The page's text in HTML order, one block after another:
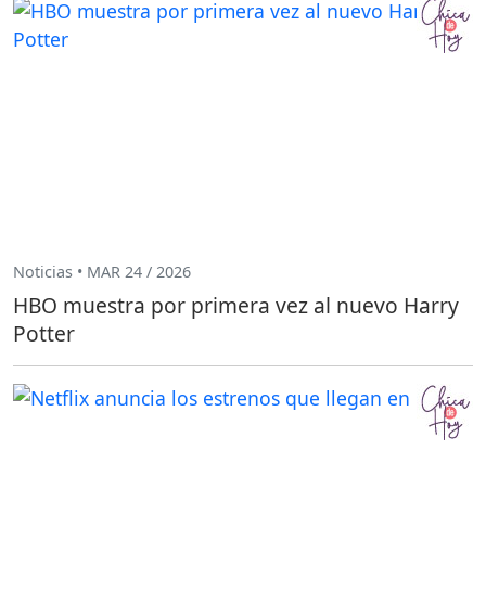
Noticias • MAR 24 / 2026
HBO muestra por primera vez al nuevo Harry
Potter